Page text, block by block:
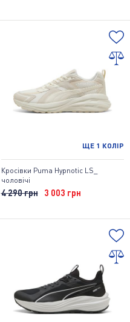
ЩЕ 1 КОЛІР
Кросівки Puma Hypnotic LS_
чоловічі
4 290 грн 3 003 грн